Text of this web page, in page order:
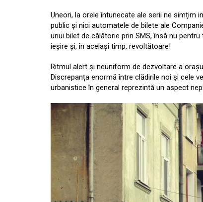
Uneori, la orele întunecate ale serii ne simțim
public și nici automatele de bilete ale
unui bilet de călătorie prin SMS, însă nu
ieșire și, în același timp, revoltătoare!
Ritmul alert și neuniform de dezvoltare a
Discrepanța enormă între clădirile noi și cele
urbanistice în general reprezintă un aspect